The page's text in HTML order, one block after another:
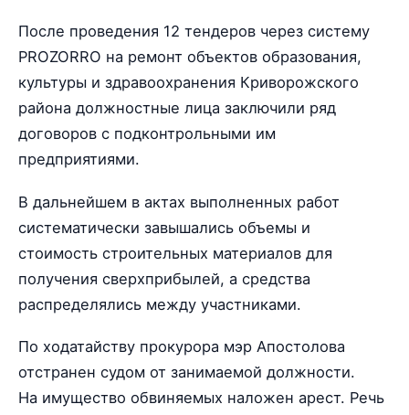
После проведения 12 тендеров через систему
PROZORRO на ремонт объектов образования,
культуры и здравоохранения Криворожского
района должностные лица заключили ряд
договоров с подконтрольными им
предприятиями.
В дальнейшем в актах выполненных работ
систематически завышались объемы и
стоимость строительных материалов для
получения сверхприбылей, а средства
распределялись между участниками.
По ходатайству прокурора мэр Апостолова
отстранен судом от занимаемой должности.
На имущество обвиняемых наложен арест. Речь